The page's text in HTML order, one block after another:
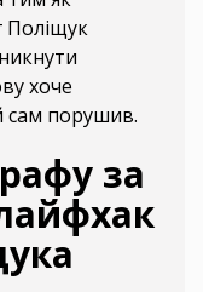
Поліщук
хоче
сам порушив.
за